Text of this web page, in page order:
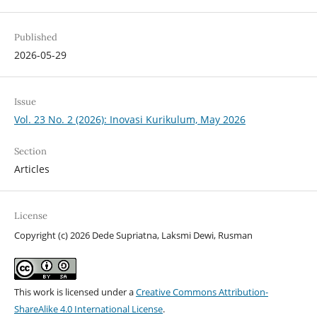
Published
2026-05-29
Issue
Vol. 23 No. 2 (2026): Inovasi Kurikulum, May 2026
Section
Articles
License
Copyright (c) 2026 Dede Supriatna, Laksmi Dewi, Rusman
This work is licensed under aCreative Commons Attribution-
ShareAlike 4.0 International License.